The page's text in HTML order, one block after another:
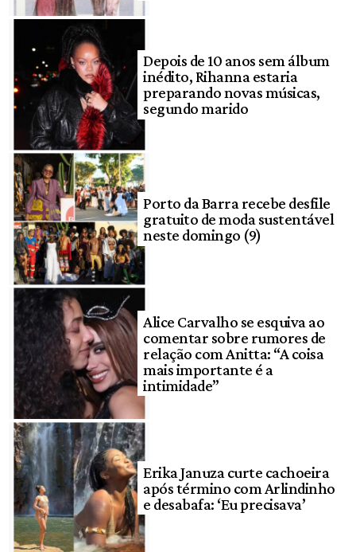
Depois de 10 anos sem álbum
inédito, Rihanna estaria
preparando novas músicas,
segundo marido
Porto da Barra recebe desfile
gratuito de moda sustentável
neste domingo (9)
Alice Carvalho se esquiva ao
comentar sobre rumores de
relação com Anitta: “A coisa
mais importante é a
intimidade”
Erika Januza curte cachoeira
após término com Arlindinho
e desabafa: ‘Eu precisava’